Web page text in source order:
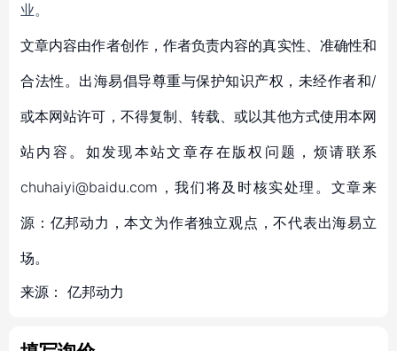
业。
文章内容由作者创作，作者负责内容的真实性、准确性和
合法性。出海易倡导尊重与保护知识产权，未经作者和/
或本网站许可，不得复制、转载、或以其他方式使用本网
站内容。如发现本站文章存在版权问题，烦请联系
chuhaiyi@baidu.com，我们将及时核实处理。文章来
源：亿邦动力，本文为作者独立观点，不代表出海易立
场。
来源： 亿邦动力